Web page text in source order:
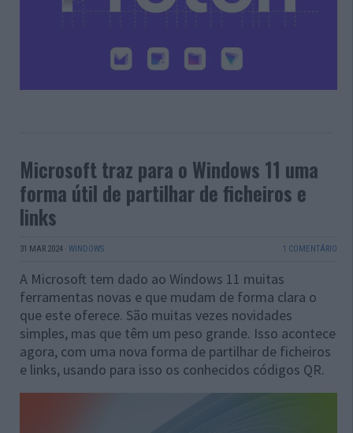
Microsoft traz para o Windows 11 uma
forma útil de partilhar de ficheiros e
links
31 MAR 2024 · WINDOWS 1 COMENTÁRIO
A Microsoft tem dado ao Windows 11 muitas
ferramentas novas e que mudam de forma clara o
que este oferece. São muitas vezes novidades
simples, mas que têm um peso grande. Isso acontece
agora, com uma nova forma de partilhar de ficheiros
e links, usando para isso os conhecidos códigos QR.